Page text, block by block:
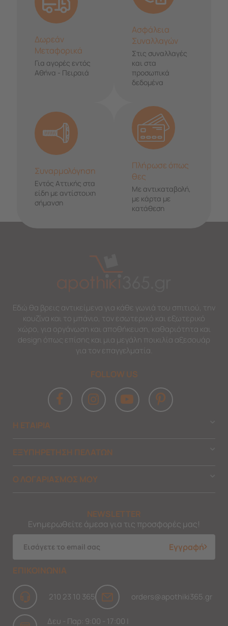
Δωρεάν
Μεταφορικά
Για αγορές εντός
Αθήνα - Πειραιά
Ασφάλεια
Συναλλαγών
Στις συναλλαγές
και στα
προσωπικά
δεδομένα
Συναρμολόγηση
Εντός Αττικής στα
είδη με αντίστοιχη
σήμανση
Πλήρωσε όπως
θες
Με αντικαταβολή,
με κάρτα με
κατάθεση
Εδώ θα βρεις αντικείμενα για κάθε γωνιά του σπιτιού, την
κουζίνα και το μπάνιο, τον εσωτερικό και εξωτερικό
χώρο, για οργάνωση και αποθήκευση, καθαριότητα και
design όπως επίσης και μια μεγάλη ποικιλία αξεσουάρ
για τον επαγγελματία.
FOLLOW US
Η ΕΤΑΙΡΙΑ
ΕΞΥΠΗΡΕΤΗΣΗ ΠΕΛΑΤΩΝ
Ο ΛΟΓΑΡΙΑΣΜΟΣ ΜΟΥ
NEWSLETTER
Ενημερωθείτε άμεσα για τις προσφορές μας!
Εγγραφή
ΕΠΙΚΟΙΝΩΝΙΑ
210 23 10 365 orders@apothiki365.gr
Δευ - Παρ: 9:00 - 17:00 |